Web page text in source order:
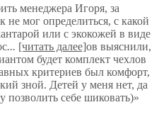
менеджера Игоря, за
мог определиться, с какой
или с экокожей в виде
... [читать далее]ов выяснили,
будет комплект чехлов
критериев был комфорт,
зной. Детей у меня нет, да
себе шиковать)»